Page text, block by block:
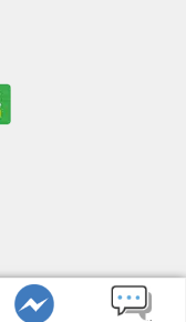
Cầm Đồ 365
BÌNH PHƯỚC: 0764 33